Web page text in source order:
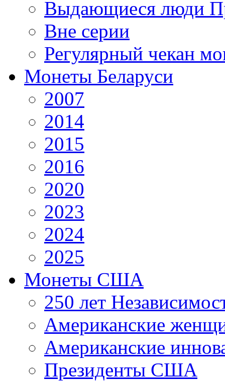
Выдающиеся люди
Вне серии
Регулярный чекан
Монеты Беларуси
2007
2014
2015
2016
2020
2023
2024
2025
Монеты США
250 лет
Американские
Американские
Президенты США